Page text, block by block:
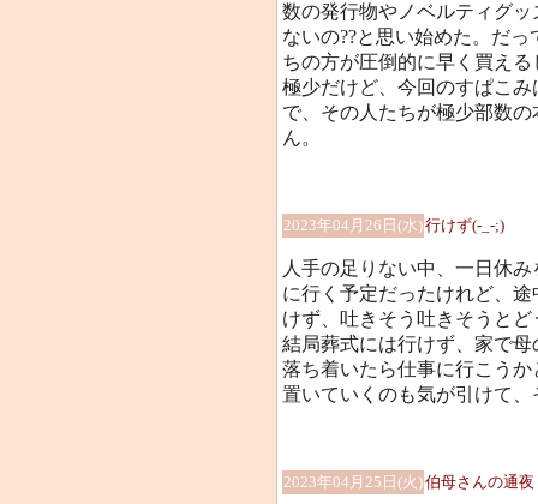
数の発行物やノベルティグ
ないの??と思い始めた。だ
ちの方が圧倒的に早く買え
極少だけど、今回のすぱこ
で、その人たちが極少部数
ん。
2023年04月26日(水)行けず(-_-;)
人手の足りない中、一日休
に行く予定だったけれど、
けず、吐きそう吐きそうと
結局葬式には行けず、家で
落ち着いたら仕事に行こう
置いていくのも気が引けて
2023年04月25日(火)伯母さんの通夜